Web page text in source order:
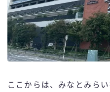
ここからは、みなとみら